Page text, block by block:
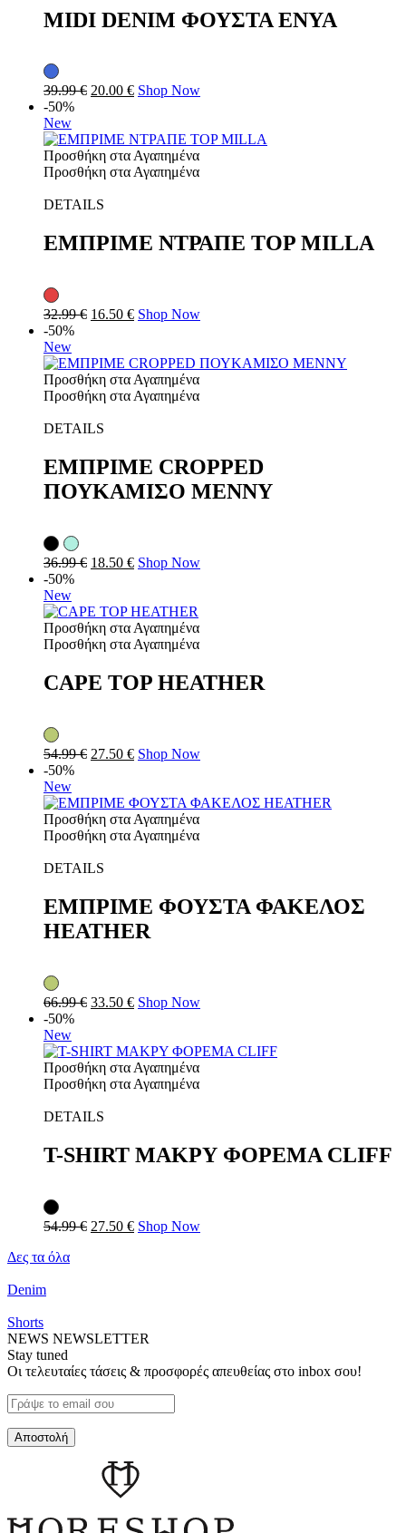
MIDI DENIM ΦΟΥΣΤΑ ENYA
39.99€ 20.00 € Shop Now
-50%
New
Προσθήκη στα Αγαπημένα
Προσθήκη στα Αγαπημένα
DETAILS
ΕΜΠΡΙΜΕ ΝΤΡΑΠΕ TOP MILLA
32.99€ 16.50 € Shop Now
-50%
New
Προσθήκη στα Αγαπημένα
Προσθήκη στα Αγαπημένα
DETAILS
ΕΜΠΡΙΜΕ CROPPED
ΠΟΥΚΑΜΙΣΟ MENNY
36.99€ 18.50 € Shop Now
-50%
New
Προσθήκη στα Αγαπημένα
Προσθήκη στα Αγαπημένα
CAPE TOP HEATHER
54.99€ 27.50 € Shop Now
-50%
New
Προσθήκη στα Αγαπημένα
Προσθήκη στα Αγαπημένα
DETAILS
ΕΜΠΡΙΜΕ ΦΟΥΣΤΑ ΦΑΚΕΛΟΣ
HEATHER
66.99€ 33.50 € Shop Now
-50%
New
Προσθήκη στα Αγαπημένα
Προσθήκη στα Αγαπημένα
DETAILS
T-SHIRT ΜΑΚΡΥ ΦΟΡΕΜΑ CLIFF
54.99€ 27.50 € Shop Now
Δες τα όλα
Denim
Shorts
NEWS NEWSLETTER
Stay tuned
Οι τελευταίες τάσεις & προσφορές απευθείας στο inbox σου!